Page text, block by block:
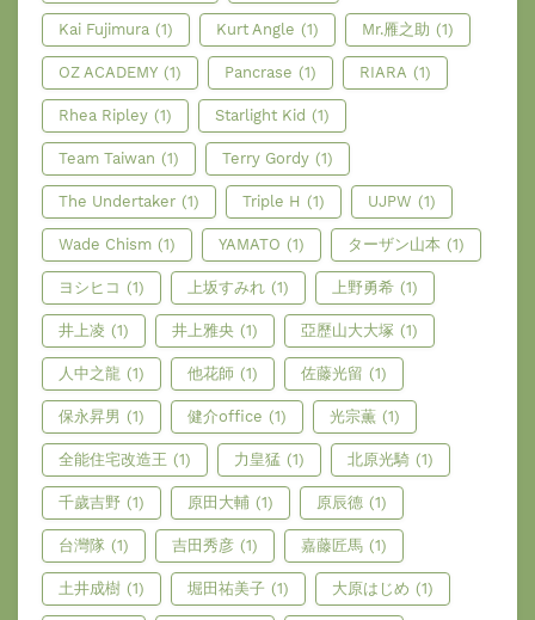
Kai Fujimura (1) Kurt Angle (1) Mr.雁之助 (1)
OZ ACADEMY (1) Pancrase (1) RIARA (1)
Rhea Ripley (1) Starlight Kid (1)
Team Taiwan (1) Terry Gordy (1)
The Undertaker (1) Triple H (1) UJPW (1)
Wade Chism (1) YAMATO (1) ターザン山本 (1)
ヨシヒコ (1) 上坂すみれ (1) 上野勇希 (1)
井上凌 (1) 井上雅央 (1) 亞歷山大大塚 (1)
人中之龍 (1) 他花師 (1) 佐藤光留 (1)
保永昇男 (1) 健介office (1) 光宗薫 (1)
全能住宅改造王 (1) 力皇猛 (1) 北原光騎 (1)
千歲吉野 (1) 原田大輔 (1) 原辰德 (1)
台灣隊 (1) 吉田秀彦 (1) 嘉藤匠馬 (1)
土井成樹 (1) 堀田祐美子 (1) 大原はじめ (1)